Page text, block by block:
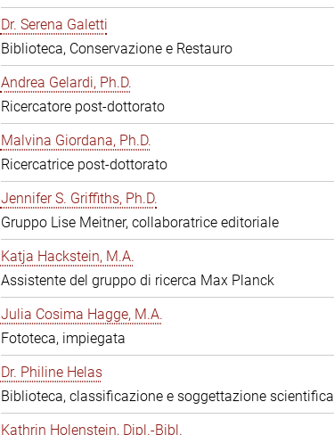
Dr. Serena Galetti
Biblioteca, Conservazione e Restauro
Andrea Gelardi, Ph.D.
Ricercatore post-dottorato
Malvina Giordana, Ph.D.
Ricercatrice post-dottorato
Jennifer S. Griffiths, Ph.D.
Gruppo Lise Meitner, collaboratrice editoriale
Katja Hackstein, M.A.
Assistente del gruppo di ricerca Max Planck
Julia Cosima Hagge, M.A.
Fototeca, impiegata
Dr. Philine Helas
Biblioteca, classificazione e soggettazione scientifica
Kathrin Holenstein, Dipl.-Bibl.